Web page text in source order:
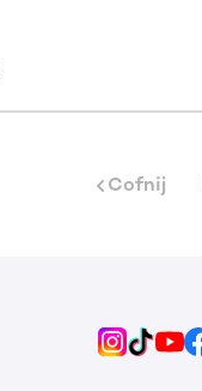
Cofnij